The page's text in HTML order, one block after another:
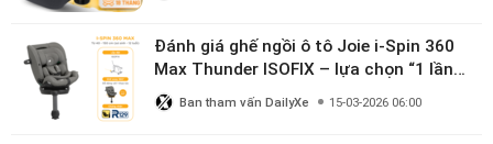
Đánh giá ghế ngồi ô tô Joie i-Spin 360
Max Thunder ISOFIX – lựa chọn “1 lần
dùng đến 12 năm” có đáng giá gần 9
triệu?
Ban tham vấn DailyXe 15-03-2026 06:00